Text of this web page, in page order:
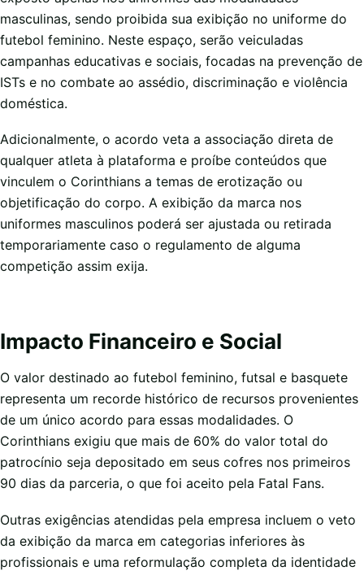
masculinas, sendo proibida sua exibição no uniforme do
futebol feminino. Neste espaço, serão veiculadas
campanhas educativas e sociais, focadas na prevenção de
ISTs e no combate ao assédio, discriminação e violência
doméstica.
Adicionalmente, o acordo veta a associação direta de
qualquer atleta à plataforma e proíbe conteúdos que
vinculem o Corinthians a temas de erotização ou
objetificação do corpo. A exibição da marca nos
uniformes masculinos poderá ser ajustada ou retirada
temporariamente caso o regulamento de alguma
competição assim exija.
Impacto Financeiro e Social
O valor destinado ao futebol feminino, futsal e basquete
representa um recorde histórico de recursos provenientes
de um único acordo para essas modalidades. O
Corinthians exigiu que mais de 60% do valor total do
patrocínio seja depositado em seus cofres nos primeiros
90 dias da parceria, o que foi aceito pela Fatal Fans.
Outras exigências atendidas pela empresa incluem o veto
da exibição da marca em categorias inferiores às
profissionais e uma reformulação completa da identidade